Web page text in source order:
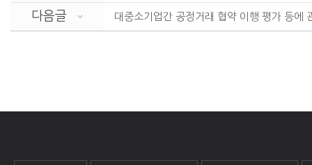
다음글 대중소기업간 공정거래 협약 이행 평가 등에